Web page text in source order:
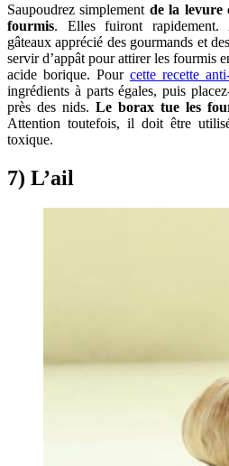
Saupoudrez simplement de la levure
fourmis. Elles fuiront rapidement.
gâteaux apprécié des gourmands et
servir d’appât pour attirer les fourmis
acide borique. Pour cette recette
ingrédients à parts égales, puis
près des nids. Le borax tue les
Attention toutefois, il doit être
toxique.
7) L’ail